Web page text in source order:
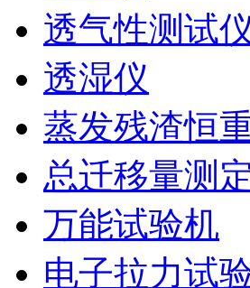
透气性测试
透湿仪
蒸发残渣恒
总迁移量测
万能试验机
电子拉力试